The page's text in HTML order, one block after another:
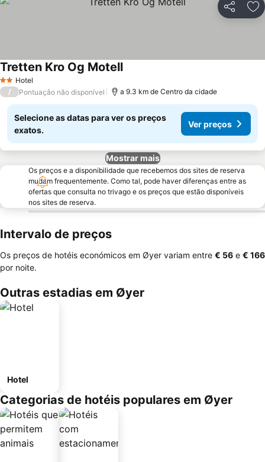
Partilhar
2 Estrelas
Hotel
Tretten Kro Og Motell
/ Pontuação não disponível a 9.3 km de Centro da cidade
Selecione as datas para ver os preços
exatos.
Ver preços
Mostrar mais
Os preços e a disponibilidade que recebemos dos sites de reserva
mudam frequentemente. Como tal, pode haver diferenças entre as
ofertas que consulta no trivago e os preços que estão disponíveis
nos sites de reserva.
Intervalo de preços
Os preços de hotéis económicos em Øyer variam entre ‎€ 56 e ‎€ 166
por noite.
Outras estadias em Øyer
Hotel
Categorias de hotéis populares em Øyer